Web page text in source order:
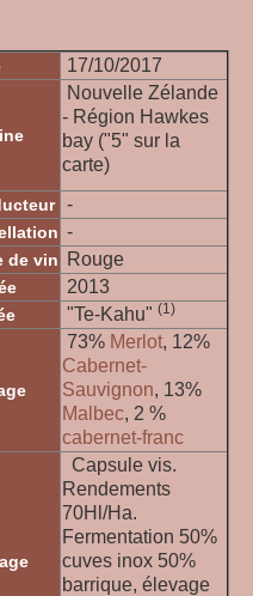
17/10/2017
Nouvelle Zélande
- Région Hawkes
bay ("5" sur la
carte)
-
-
de vin Rouge
2013
"Te-Kahu" (1)
73% Merlot, 12%
Cabernet-
Sauvignon, 13%
Malbec, 2 %
cabernet-franc
Capsule vis.
Rendements
70Hl/Ha.
Fermentation 50%
cuves inox 50%
barrique, élevage